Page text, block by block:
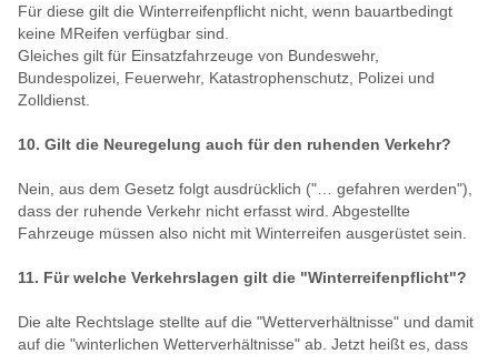
Für diese gilt die Winterreifenpflicht nicht, wenn bauartbedingt
keine MReifen verfügbar sind.
Gleiches gilt für Einsatzfahrzeuge von Bundeswehr,
Bundespolizei, Feuerwehr, Katastrophenschutz, Polizei und
Zolldienst.
10. Gilt die Neuregelung auch für den ruhenden Verkehr?
Nein, aus dem Gesetz folgt ausdrücklich ("… gefahren werden"),
dass der ruhende Verkehr nicht erfasst wird. Abgestellte
Fahrzeuge müssen also nicht mit Winterreifen ausgerüstet sein.
11. Für welche Verkehrslagen gilt die "Winterreifenpflicht"?
Die alte Rechtslage stellte auf die "Wetterverhältnisse" und damit
auf die "winterlichen Wetterverhältnisse" ab. Jetzt heißt es, dass